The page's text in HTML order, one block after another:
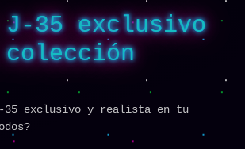
J-35 exclusivo
35 exclusivo y realista en tu